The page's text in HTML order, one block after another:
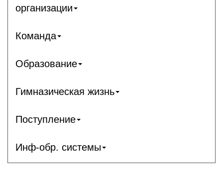
организации
Команда
Образование
Гимназическая жизнь
Поступление
Инф-обр. системы